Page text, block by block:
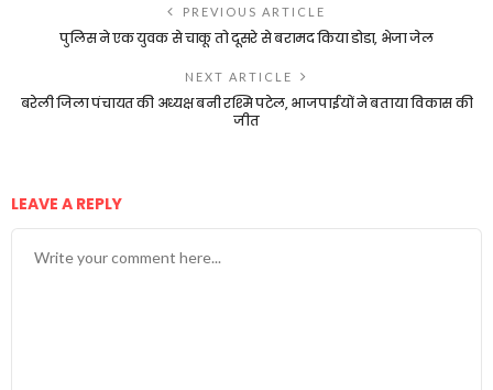
PREVIOUS ARTICLE
पुलिस ने एक युवक से चाकू तो दूसरे से बरामद किया डोडा, भेजा जेल
NEXT ARTICLE
बरेली जिला पंचायत की अध्यक्ष बनी रश्मि पटेल, भाजपाईयों ने बताया विकास की
जीत
LEAVE A REPLY